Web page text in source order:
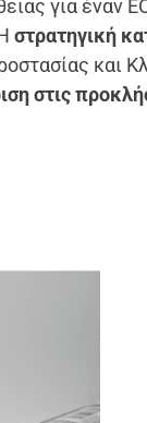
για έναν
Ηστρατηγική
και
στις